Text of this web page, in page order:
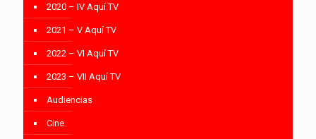
2020 – IV Aquí TV
2021 – V Aquí TV
2022 – VI Aquí TV
2023 – VII Aquí TV
Audiencias
Cine